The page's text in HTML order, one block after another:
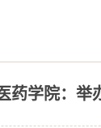
药学院：举